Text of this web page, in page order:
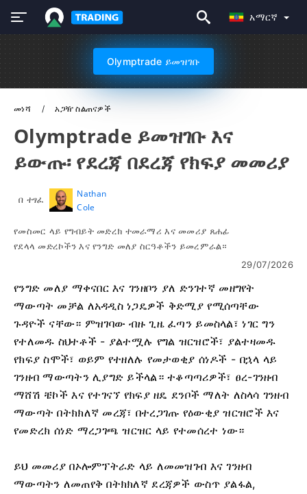
አማርኛ
Olymptrade ይመዝገቡ
መነሻ አጋዥ ስልጠናዎች
Olymptrade ይመዝገቡ እና
ይውጡ፡ የደረጃ በደረጃ የክፍያ መመሪያ
በ ተፃፈ
Nathan
Cole
የመስመር ላይ የግብይት መድረክ ተመራማሪ እና መመሪያ ጸሐፊ
የደላላ መድረኮችን እና የንግድ መለያ ስርዓቶችን ይመረምራል።
29/07/2026
የንግድ መለያ ማቀናበር እና ገንዘቦን ያለ ድንገተኛ መዘግየት
ማውጣት መቻል ለአዳዲስ ነጋዴዎች ቅድሚያ የሚሰጣቸው
ጉዳዮች ናቸው። ምዝገባው ብዙ ጊዜ ፈጣን ይመስላል፣ ነገር ግን
የተለመዱ ስህተቶች - ያልተሟሉ የግል ዝርዝሮች፣ ያልተዛመዱ
የክፍያ ስሞች፣ ወይም የተዘለሉ የመታወቂያ ሰነዶች - በኋላ ላይ
ገንዘብ ማውጣትን ሊያግድ ይችላል። ተቆጣጣሪዎች፣ ፀረ-ገንዘብ
ማሸሽ ቼኮች እና የተገናኘ የክፍያ ዘዴ ደንቦች ማለት ለስላሳ ገንዘብ
ማውጣት በትክክለኛ መረጃ፣ በተረጋገጡ የዕውቂያ ዝርዝሮች እና
የመድረክ ሰነድ ማረጋገጫ ዝርዝር ላይ የተመሰረተ ነው።
ይህ መመሪያ በኦሎምፕትራድ ላይ ለመመዝገብ እና ገንዘብ
ማውጣትን ለመጠየቅ በትክክለኛ ደረጃዎች ውስጥ ያልፋል,